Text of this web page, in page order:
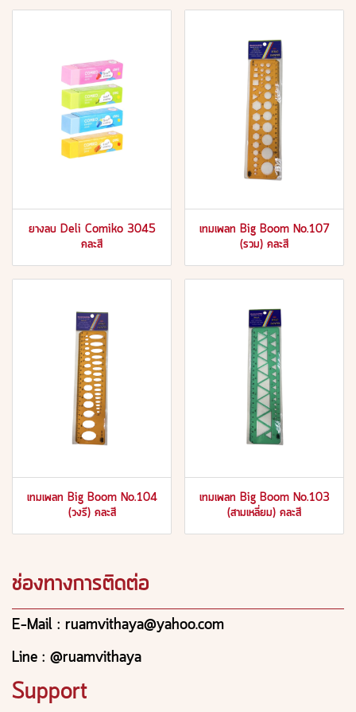
ยางลบ Deli Comiko 3045
คละสี
เทมเพลท Big Boom No.107
(รวม) คละสี
เทมเพลท Big Boom No.104
(วงรี) คละสี
เทมเพลท Big Boom No.103
(สามเหลี่ยม) คละสี
ช่องทางการติดต่อ
E-Mail : ruamvithaya@yahoo.com
Line : @ruamvithaya
Support